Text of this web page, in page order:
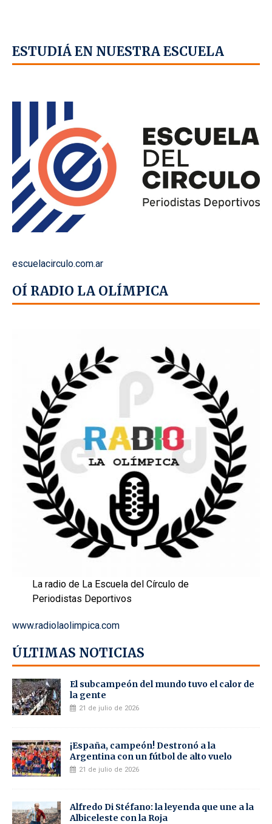
ESTUDIÁ EN NUESTRA ESCUELA
escuelacirculo.com.ar
OÍ RADIO LA OLÍMPICA
La radio de La Escuela del Círculo de
Periodistas Deportivos
www.radiolaolimpica.com
ÚLTIMAS NOTICIAS
El subcampeón del mundo tuvo el calor de
la gente
21 de julio de 2026
¡España, campeón! Destronó a la
Argentina con un fútbol de alto vuelo
21 de julio de 2026
Alfredo Di Stéfano: la leyenda que une a la
Albiceleste con la Roja